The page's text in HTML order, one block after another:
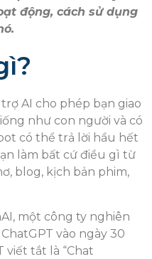
động, cách sử dụng
AI cho phép bạn giao
như con người và có
có thể trả lời hầu hết
làm bất cứ điều gì từ
blog, kịch bản phim,
một công ty nghiên
vào ngày 30
viết tắt là “Chat